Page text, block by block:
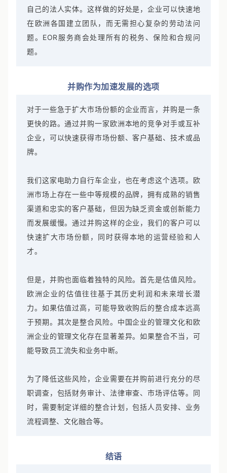
代表企业在当地进行招聘和薪酬管理， 企业无需建立
自己的法人实体。这样做的好处是，企业可以快速地
在欧洲各国建立团队，而无需担心复杂的劳动法问
题。EOR服务商会处理所有的税务、保险和合规问
对于一些急于扩大市场份额的企业而言，并购是一条
更快的路。通过并购一家欧洲本地的竞争对手或互补
企业，可以快速获得市场份额、客户基础、技术或品
我们这家电助力自行车企业，也在考虑这个选项。欧
洲市场上存在一些中等规模的品牌，拥有成熟的销售
渠道和忠实的客户基础，但因为缺乏资金或创新能力
而发展缓慢。通过并购这样的企业，我们的客户可以
快速扩大市场份额，同时获得本地的运营经验和人
但是，并购也面临着独特的风险。首先是估值风险。
欧洲企业的估值往往基于其历史利润和未来增长潜
力。如果估值过高，可能导致收购后的整合成本远高
于预期。其次是整合风险。中国企业的管理文化和欧
洲企业的管理文化存在显著差异。如果整合不当，可
为了降低这些风险，企业需要在并购前进行充分的尽
职调查，包括财务审计、法律审查、市场评估等。同
时，需要制定详细的整合计划，包括人员安排、业务